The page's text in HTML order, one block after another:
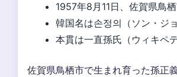
1957年8月11日、佐賀県鳥
韓国名は손정의（ソン・ジ
本貫は一直孫氏（ウィキペ
佐賀県鳥栖市で生まれ育った孫正